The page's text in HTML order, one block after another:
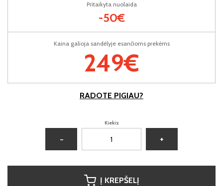
Kaina galioja sandėlyje esančioms prekėms
249€
Pritaikyta nuolaida
-50€
RADOTE PIGIAU?
Kiekis:
− +
Į KREPŠELĮ